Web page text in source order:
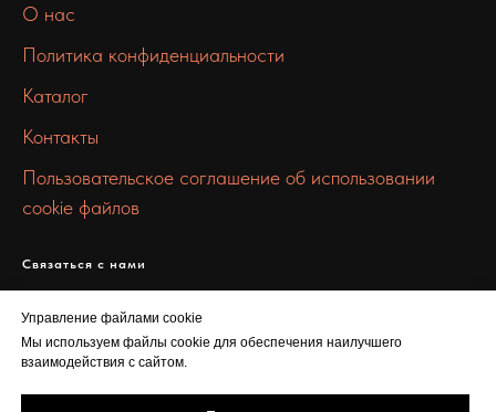
Управление файлами cookie
Мы используем файлы cookie для обеспечения наилучшего
взаимодействия с сайтом.
О нас
Политика конфиденциальности
Каталог
Контакты
Пользовательское соглашение об использовании
cookie файлов
Связаться с нами
+7 912 299 4201